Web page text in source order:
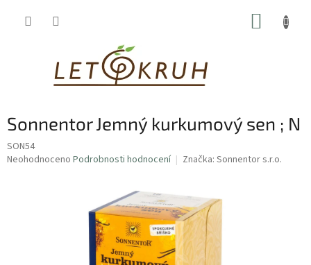
Sonnentor Jemný kurkumový sen ; N
SON54
Průměrné
Neohodnoceno Podrobnosti hodnocení Značka: Sonnentor s.r.o.